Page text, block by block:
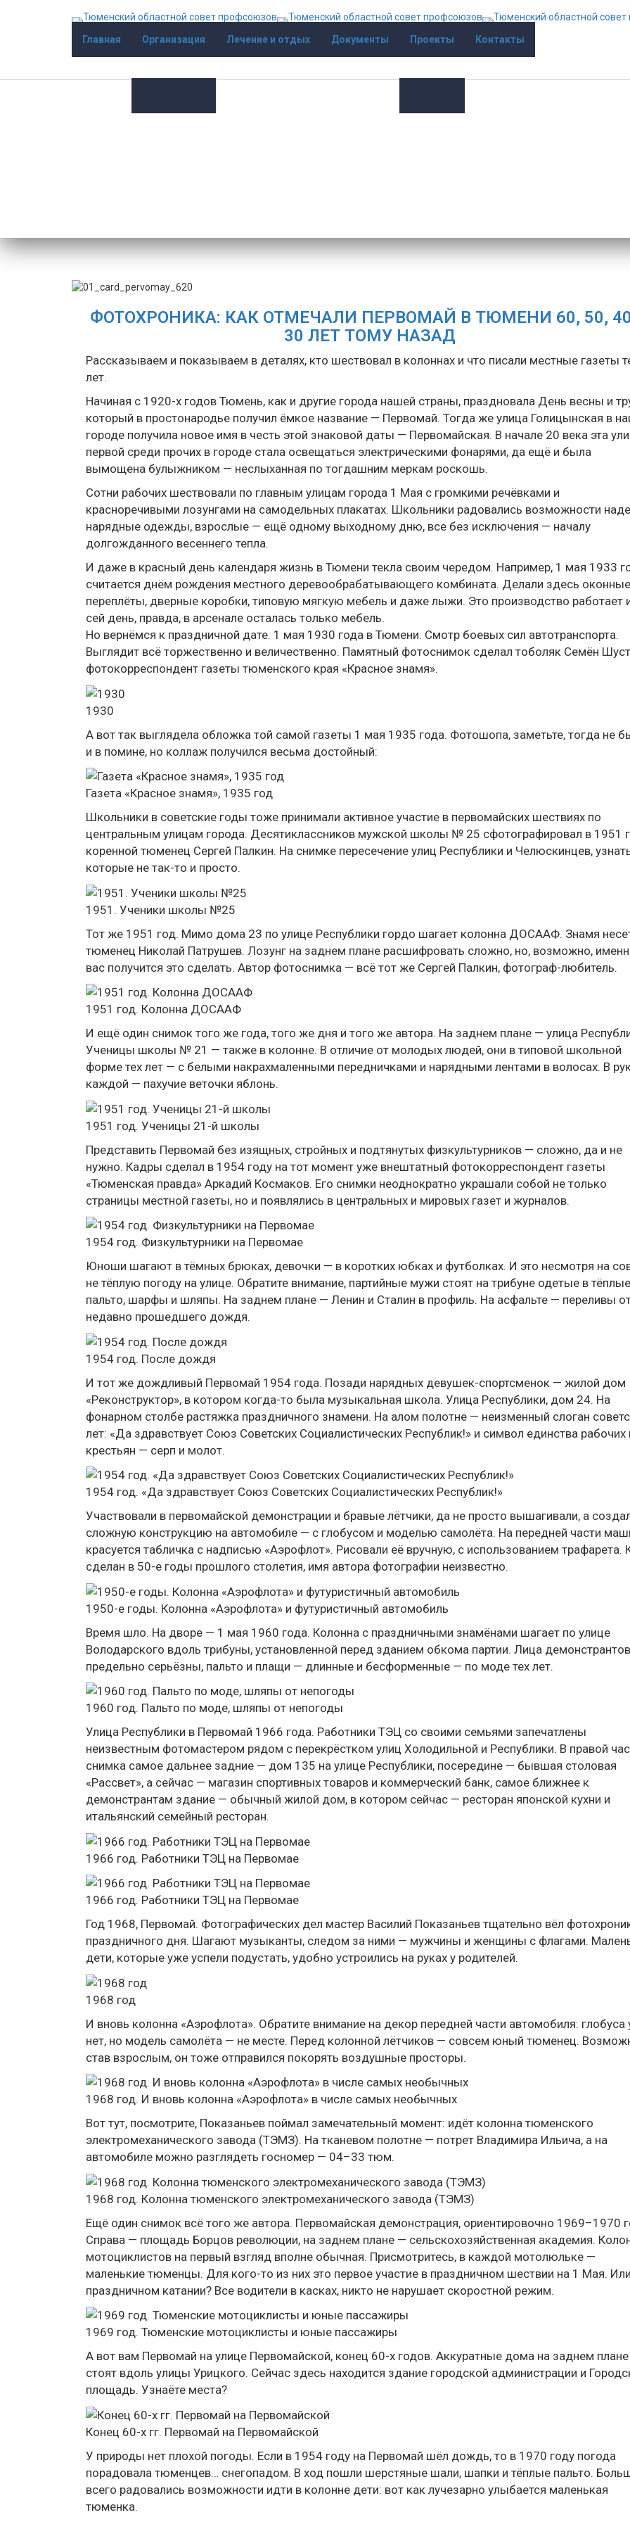
Главная Организация Лечение и отдых Документы Проекты Контакты
ФОТОХРОНИКА: КАК ОТМЕЧАЛИ ПЕРВОМАЙ В ТЮМЕНИ 60, 50,
30 ЛЕТ ТОМУ НАЗАД
Рассказываем и показываем в деталях, кто шествовал в колоннах и что писали местные газеты
лет.
Начиная с 1920-х годов Тюмень, как и другие города нашей страны, праздновала День весны и
который в простонародье получил ёмкое название — Первомай. Тогда же улица Голицынская в
городе получила новое имя в честь этой знаковой даты — Первомайская. В начале 20 века эта
первой среди прочих в городе стала освещаться электрическими фонарями, да ещё и была
вымощена булыжником — неслыханная по тогдашним меркам роскошь.
Сотни рабочих шествовали по главным улицам города 1 Мая с громкими речёвками и
красноречивыми лозунгами на самодельных плакатах. Школьники радовались возможности
нарядные одежды, взрослые — ещё одному выходному дню, все без исключения — началу
долгожданного весеннего тепла.
И даже в красный день календаря жизнь в Тюмени текла своим чередом. Например, 1 мая 1933
считается днём рождения местного деревообрабатывающего комбината. Делали здесь оконные
переплёты, дверные коробки, типовую мягкую мебель и даже лыжи. Это производство работает
сей день, правда, в арсенале осталась только мебель.
Но вернёмся к праздничной дате. 1 мая 1930 года в Тюмени. Смотр боевых сил автотранспорта.
Выглядит всё торжественно и величественно. Памятный фотоснимок сделал тоболяк Семён
фотокорреспондент газеты тюменского края «Красное знамя».
1930
А вот так выглядела обложка той самой газеты 1 мая 1935 года. Фотошопа, заметьте, тогда не
и в помине, но коллаж получился весьма достойный:
Газета «Красное знамя», 1935 год
Школьники в советские годы тоже принимали активное участие в первомайских шествиях по
центральным улицам города. Десятиклассников мужской школы № 25 сфотографировал в 1951
коренной тюменец Сергей Палкин. На снимке пересечение улиц Республики и Челюскинцев,
которые не так-то и просто.
1951. Ученики школы №25
Тот же 1951 год. Мимо дома 23 по улице Республики гордо шагает колонна ДОСААФ. Знамя
тюменец Николай Патрушев. Лозунг на заднем плане расшифровать сложно, но, возможно,
вас получится это сделать. Автор фотоснимка — всё тот же Сергей Палкин, фотограф-любитель.
1951 год. Колонна ДОСААФ
И ещё один снимок того же года, того же дня и того же автора. На заднем плане — улица
Ученицы школы № 21 — также в колонне. В отличие от молодых людей, они в типовой школьной
форме тех лет — с белыми накрахмаленными передничками и нарядными лентами в волосах. В
каждой — пахучие веточки яблонь.
1951 год. Ученицы 21-й школы
Представить Первомай без изящных, стройных и подтянутых физкультурников — сложно, да и не
нужно. Кадры сделал в 1954 году на тот момент уже внештатный фотокорреспондент газеты
«Тюменская правда» Аркадий Космаков. Его снимки неоднократно украшали собой не только
страницы местной газеты, но и появлялись в центральных и мировых газет и журналов.
1954 год. Физкультурники на Первомае
Юноши шагают в тёмных брюках, девочки — в коротких юбках и футболках. И это несмотря на
не тёплую погоду на улице. Обратите внимание, партийные мужи стоят на трибуне одетые в тёплые
пальто, шарфы и шляпы. На заднем плане — Ленин и Сталин в профиль. На асфальте — переливы
недавно прошедшего дождя.
1954 год. После дождя
И тот же дождливый Первомай 1954 года. Позади нарядных девушек-спортсменок — жилой дом
«Реконструктор», в котором когда-то была музыкальная школа. Улица Республики, дом 24. На
фонарном столбе растяжка праздничного знамени. На алом полотне — неизменный слоган
лет: «Да здравствует Союз Советских Социалистических Республик!» и символ единства рабочих
крестьян — серп и молот.
1954 год. «Да здравствует Союз Советских Социалистических Республик!»
Участвовали в первомайской демонстрации и бравые лётчики, да не просто вышагивали, а
сложную конструкцию на автомобиле — с глобусом и моделью самолёта. На передней части
красуется табличка с надписью «Аэрофлот». Рисовали её вручную, с использованием трафарета.
сделан в 50-е годы прошлого столетия, имя автора фотографии неизвестно.
1950-е годы. Колонна «Аэрофлота» и футуристичный автомобиль
Время шло. На дворе — 1 мая 1960 года. Колонна с праздничными знамёнами шагает по улице
Володарского вдоль трибуны, установленной перед зданием обкома партии. Лица демонстрантов
предельно серьёзны, пальто и плащи — длинные и бесформенные — по моде тех лет.
1960 год. Пальто по моде, шляпы от непогоды
Улица Республики в Первомай 1966 года. Работники ТЭЦ со своими семьями запечатлены
неизвестным фотомастером рядом с перекрёстком улиц Холодильной и Республики. В правой
снимка самое дальнее задние — дом 135 на улице Республики, посередине — бывшая столовая
«Рассвет», а сейчас — магазин спортивных товаров и коммерческий банк, самое ближнее к
демонстрантам здание — обычный жилой дом, в котором сейчас — ресторан японской кухни и
итальянский семейный ресторан.
1966 год. Работники ТЭЦ на Первомае
1966 год. Работники ТЭЦ на Первомае
Год 1968, Первомай. Фотографических дел мастер Василий Показаньев тщательно вёл
праздничного дня. Шагают музыканты, следом за ними — мужчины и женщины с флагами.
дети, которые уже успели подустать, удобно устроились на руках у родителей.
1968 год
И вновь колонна «Аэрофлота». Обратите внимание на декор передней части автомобиля: глобуса
нет, но модель самолёта — не месте. Перед колонной лётчиков — совсем юный тюменец.
став взрослым, он тоже отправился покорять воздушные просторы.
1968 год. И вновь колонна «Аэрофлота» в числе самых необычных
Вот тут, посмотрите, Показаньев поймал замечательный момент: идёт колонна тюменского
электромеханического завода (ТЭМЗ). На тканевом полотне — потрет Владимира Ильича, а на
автомобиле можно разглядеть госномер — 04–33 тюм.
1968 год. Колонна тюменского электромеханического завода (ТЭМЗ)
Ещё один снимок всё того же автора. Первомайская демонстрация, ориентировочно 1969–1970
Справа — площадь Борцов революции, на заднем плане — сельскохозяйственная академия.
мотоциклистов на первый взгляд вполне обычная. Присмотритесь, в каждой мотолюльке —
маленькие тюменцы. Для кого-то из них это первое участие в праздничном шествии на 1 Мая.
праздничном катании? Все водители в касках, никто не нарушает скоростной режим.
1969 год. Тюменские мотоциклисты и юные пассажиры
А вот вам Первомай на улице Первомайской, конец 60-х годов. Аккуратные дома на заднем плане
стоят вдоль улицы Урицкого. Сейчас здесь находится здание городской администрации и
площадь. Узнаёте места?
Конец 60-х гг. Первомай на Первомайской
У природы нет плохой погоды. Если в 1954 году на Первомай шёл дождь, то в 1970 году погода
порадовала тюменцев… снегопадом. В ход пошли шерстяные шали, шапки и тёплые пальто.
всего радовались возможности идти в колонне дети: вот как лучезарно улыбается маленькая
тюменка.